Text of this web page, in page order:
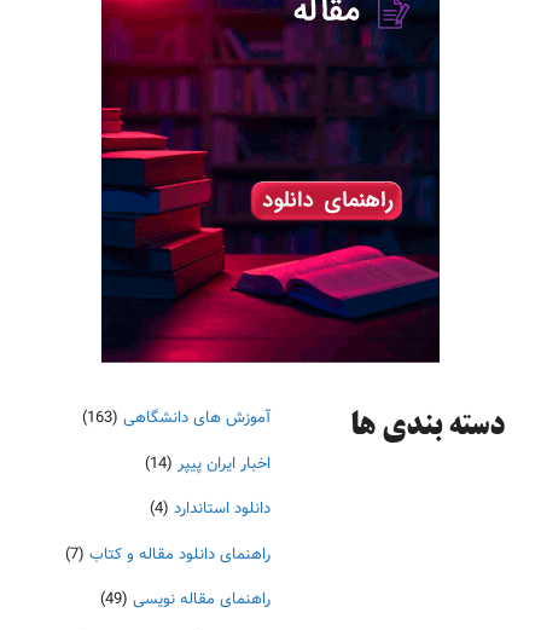
دسته‌ بندی ها آموزش های دانشگاهی (163)
اخبار ایران پیپر (14)
دانلود استاندارد (4)
راهنمای دانلود مقاله و کتاب (7)
راهنمای مقاله نویسی (49)